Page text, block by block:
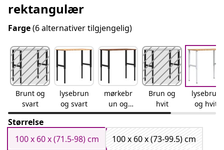
rektangulær
Farge(6 alternativer tilgjengelig)
Brunt og
svart
lysebrun
og svart
mørkebr
un og
svart
Brun og
hvit
lysebrun
og hvit
Størrelse
100 x 60 x (71.5-98) cm
100 x 60 x (73-99.5) cm